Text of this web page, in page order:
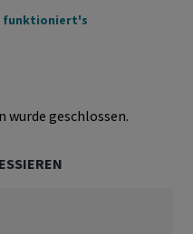
funktioniert's
geschlossen.